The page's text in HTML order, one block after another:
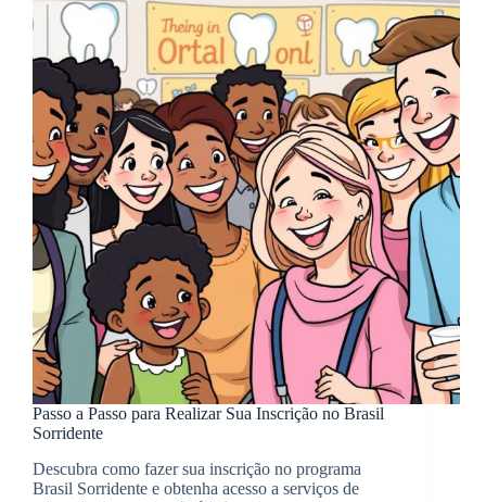
Passo a Passo para Realizar Sua Inscrição no Brasil
Sorridente
Descubra como fazer sua inscrição no programa
Brasil Sorridente e obtenha acesso a serviços de